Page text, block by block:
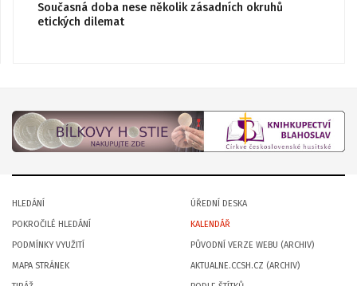
Současná doba nese několik zásadních okruhů
etických dilemat
HLEDÁNÍ
POKROČILÉ HLEDÁNÍ
PODMÍNKY VYUŽITÍ
MAPA STRÁNEK
ÚŘEDNÍ DESKA
KALENDÁŘ
PŮVODNÍ VERZE WEBU (ARCHIV)
AKTUALNE.CCSH.CZ (ARCHIV)